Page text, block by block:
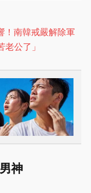
！南韓戒嚴解除軍
公了」
神